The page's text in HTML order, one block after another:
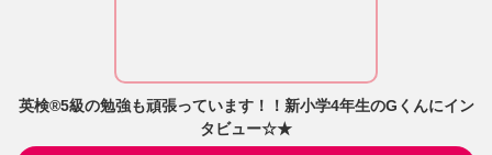
英検®5級の勉強も頑張っています！！新小学4年生のGくんにイン
タビュー☆★